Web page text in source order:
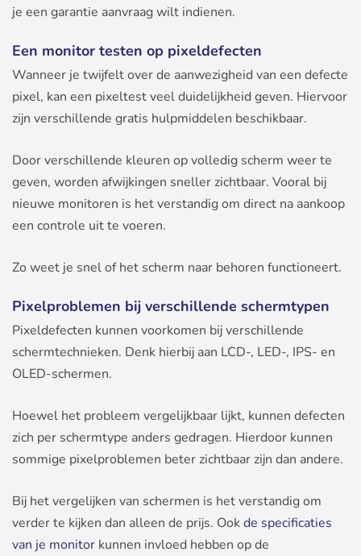
je een garantie aanvraag wilt indienen.
Een monitor testen op pixeldefecten
Wanneer je twijfelt over de aanwezigheid van een defecte
pixel, kan een pixeltest veel duidelijkheid geven. Hiervoor
zijn verschillende gratis hulpmiddelen beschikbaar.
Door verschillende kleuren op volledig scherm weer te
geven, worden afwijkingen sneller zichtbaar. Vooral bij
nieuwe monitoren is het verstandig om direct na aankoop
een controle uit te voeren.
Zo weet je snel of het scherm naar behoren functioneert.
Pixelproblemen bij verschillende schermtypen
Pixeldefecten kunnen voorkomen bij verschillende
schermtechnieken. Denk hierbij aan LCD-, LED-, IPS- en
OLED-schermen.
Hoewel het probleem vergelijkbaar lijkt, kunnen defecten
zich per schermtype anders gedragen. Hierdoor kunnen
sommige pixelproblemen beter zichtbaar zijn dan andere.
Bij het vergelijken van schermen is het verstandig om
verder te kijken dan alleen de prijs. Ookde specificaties
van je monitor kunnen invloed hebben op de